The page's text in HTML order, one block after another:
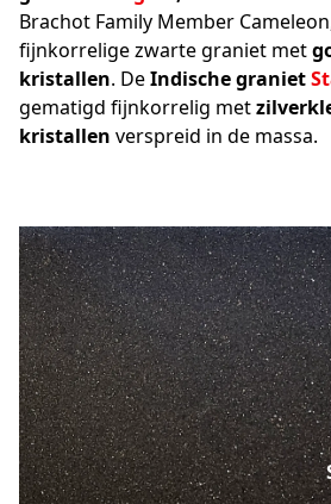
Brachot Family Member
fijnkorrelige zwarte graniet met
kristallen. DeIndische graniet
gematigd fijnkorrelig met
kristallen verspreid in de massa.